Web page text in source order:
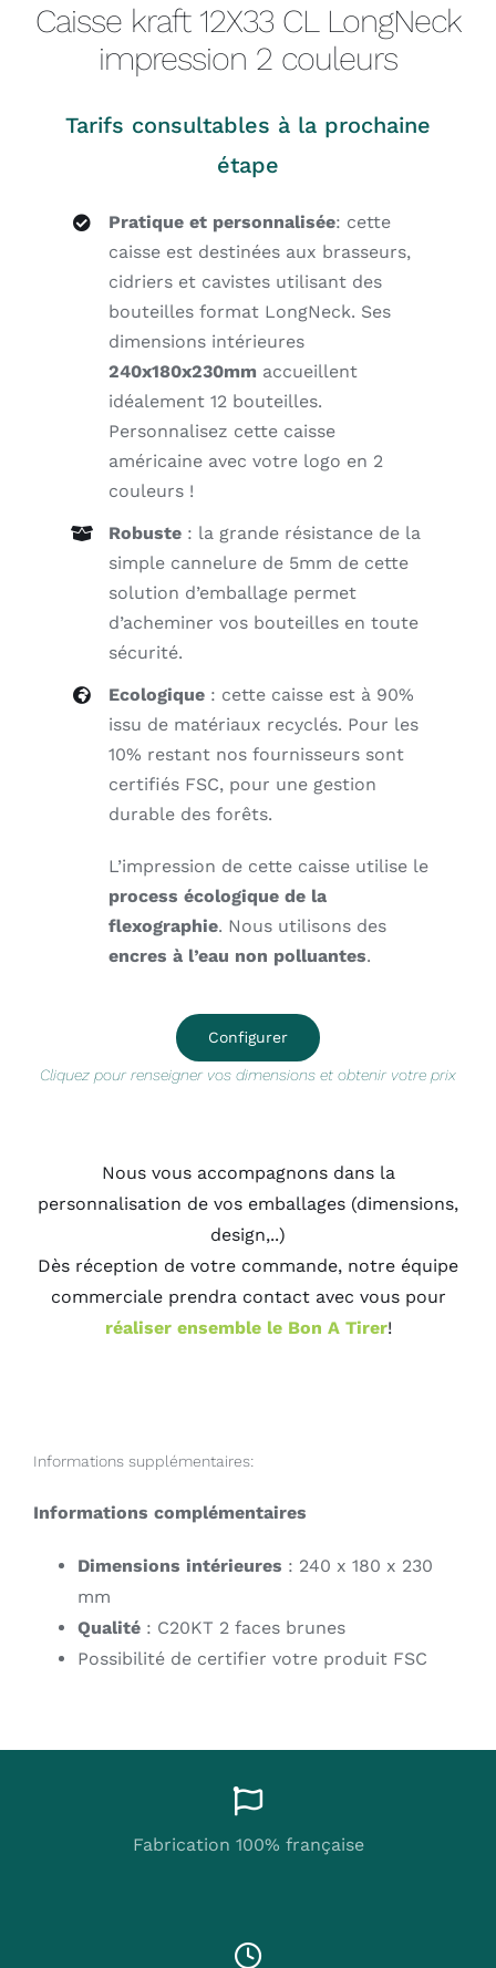
Caisse kraft 12X33 CL LongNeck
impression 2 couleurs
Tarifs consultables à la prochaine
étape
Pratique et personnalisée: cette
caisse est destinées aux brasseurs,
cidriers et cavistes utilisant des
bouteilles format LongNeck. Ses
dimensions intérieures
240x180x230mm accueillent
idéalement 12 bouteilles.
Personnalisez cette caisse
américaine avec votre logo en 2
couleurs !
Robuste : la grande résistance de la
simple cannelure de 5mm de cette
solution d’emballage permet
d’acheminer vos bouteilles en toute
sécurité.
Ecologique : cette caisse est à 90%
issu de matériaux recyclés. Pour les
10% restant nos fournisseurs sont
certifiés FSC, pour une gestion
durable des forêts.
L’impression de cette caisse utilise le
process écologique de la
flexographie. Nous utilisons des
encres à l’eau non polluantes.
Configurer
Cliquez pour renseigner vos dimensions et obtenir votre prix
Nous vous accompagnons dans la
personnalisation de vos emballages (dimensions,
design,..)
Dès réception de votre commande, notre équipe
commerciale prendra contact avec vous pour
réaliser ensemble le Bon A Tirer!
Informations supplémentaires:
Informations complémentaires
Dimensions intérieures : 240 x 180 x 230
mm
Qualité: C20KT 2 faces brunes
Possibilité de certifier votre produit FSC
Fabrication 100% française